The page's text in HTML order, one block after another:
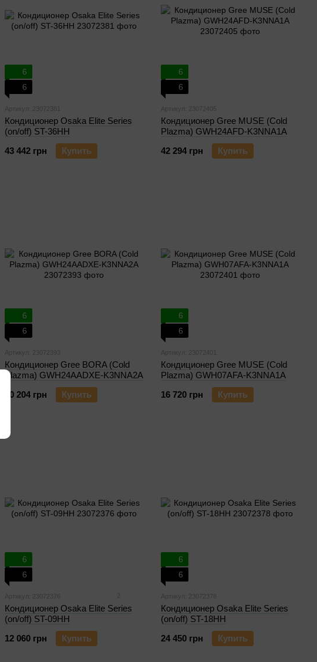
6
6
Артикул: 23072381
Кондиционер Osaka Elite Series
(on/off) ST-36HH
43 442 грн
Купить
6
6
Артикул: 23072405
Кондиционер Gree MUSE (Cold
Plazma) GWH24AFD-K3NNA1A
42 294 грн
Купить
6
6
Артикул: 23072393
Кондиционер Gree BORA (Cold
Plazma) GWH24AADXE-K3NNA2A
40 204 грн
Купить
6
6
Артикул: 23072401
Кондиционер Gree MUSE (Cold
Plazma) GWH07AFA-K3NNA1A
16 720 грн
Купить
6
6
Артикул: 23072376
Кондиционер Osaka Elite Series
(on/off) ST-09HH
12 060 грн
Купить
6
6
Артикул: 23072378
Кондиционер Osaka Elite Series
(on/off) ST-18HH
24 450 грн
Купить